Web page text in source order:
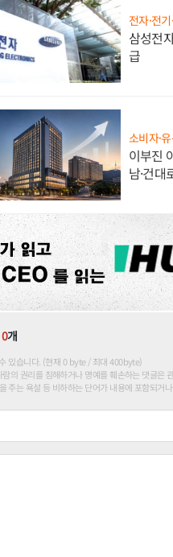
전자·전
삼성전
급
소비자·
이부진
남·건대
0개
있습니다. (현재 0 byte / 최대 400byte)
람의 권리를 침해하거나 명예를 훼손하는 댓글은
주는 욕설 등 비하하는 단어가 내용에 포함되거